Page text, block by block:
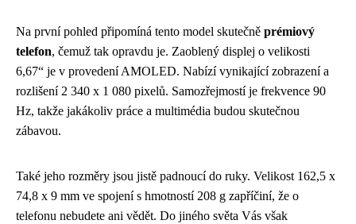
Na první pohled připomíná tento model skutečně prémiový
telefon, čemuž tak opravdu je. Zaoblený displej o velikosti
6,67“ je v provedení AMOLED. Nabízí vynikající zobrazení a
rozlišení 2 340 x 1 080 pixelů. Samozřejmostí je frekvence 90
Hz, takže jakákoliv práce a multimédia budou skutečnou
zábavou.
Také jeho rozměry jsou jistě padnoucí do ruky. Velikost 162,5 x
74,8 x 9 mm ve spojení s hmotností 208 g zapříčiní, že o
telefonu nebudete ani vědět. Do jiného světa Vás však